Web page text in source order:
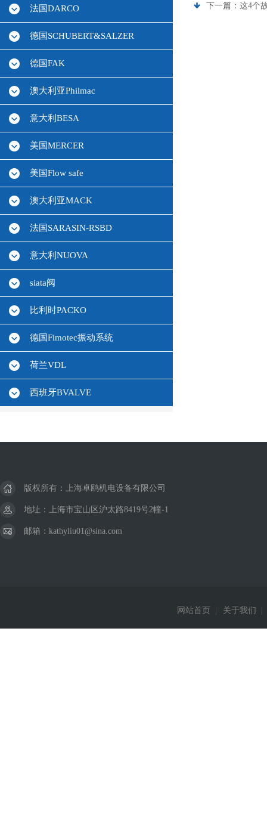
法国DARCO
德国SCHUBERT&SALZER
德国FAK
澳大利亚Philmac
意大利BESA
美国MERCER
美国Flow safe
澳大利亚MACK
法国SARASIN-RSBD
意大利NUOVA
siata阀
比利时PACKO
德国Fimotec振动系统
荷兰VDL
西班牙BVALVE
下一篇： 这4个
版权所有：上海卓鸥机电设备有限公司
地址：上海市宝山区沪太路8419号2幢-1
邮箱：kathyliu01@sina.com
网站首页 关于我们